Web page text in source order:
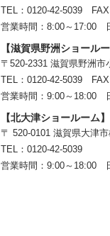
TEL：0120-42-5039 FAX
営業時間：8:00～17:00
【滋賀県野洲ショールー
〒520-2331 滋賀県野洲市
TEL： 0120-42-5039 FAX
営業時間：9:00～18:00
【北大津ショールーム】
〒 520-0101 滋賀県大津
TEL： 0120-42-5039
営業時間：9:00～18:00